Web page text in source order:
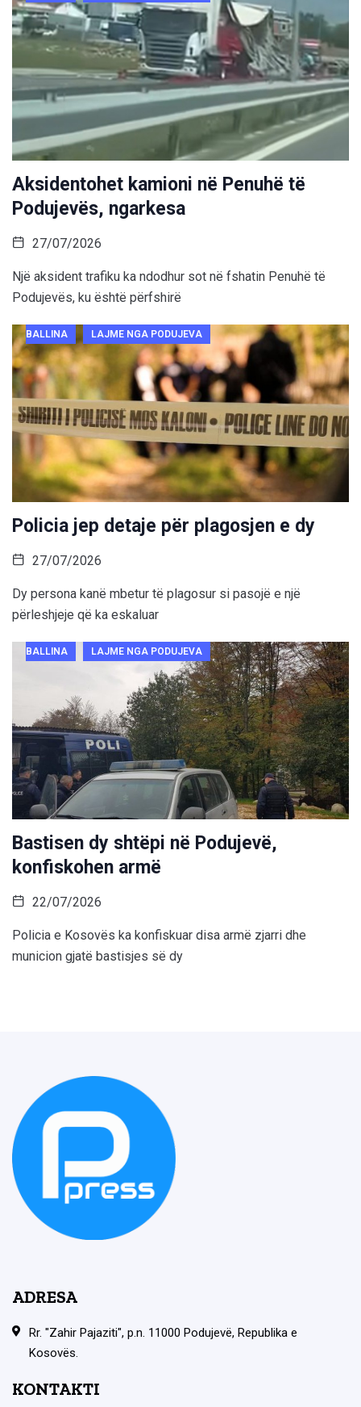
Aksidentohet kamioni në Penuhë të
Podujevës, ngarkesa
27/07/2026
Një aksident trafiku ka ndodhur sot në fshatin Penuhë të
Podujevës, ku është përfshirë
BALLINA LAJME NGA PODUJEVA
Policia jep detaje për plagosjen e dy
27/07/2026
Dy persona kanë mbetur të plagosur si pasojë e një
përleshjeje që ka eskaluar
BALLINA LAJME NGA PODUJEVA
Bastisen dy shtëpi në Podujevë,
konfiskohen armë
22/07/2026
Policia e Kosovës ka konfiskuar disa armë zjarri dhe
municion gjatë bastisjes së dy
ADRESA
Rr. "Zahir Pajaziti", p.n. 11000 Podujevë, Republika e
Kosovës.
KONTAKTI